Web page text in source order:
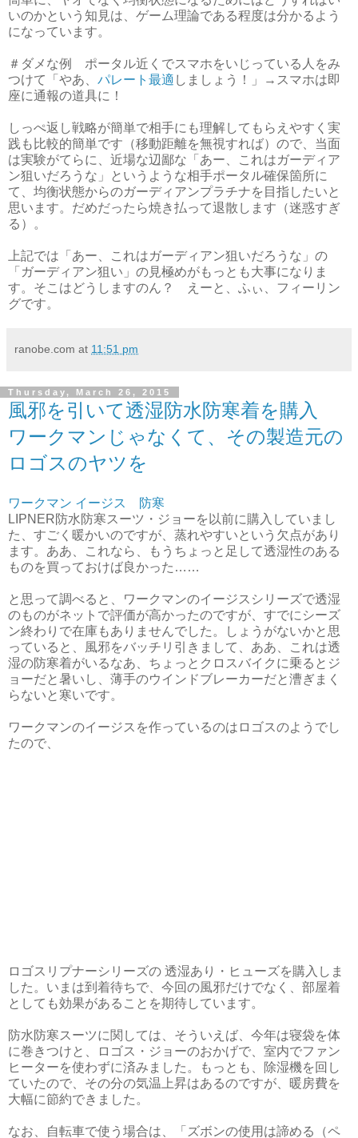
いのかという知見は、ゲーム理論である程度は分かるよう
になっています。
＃ダメな例 ポータル近くでスマホをいじっている人をみ
つけて「やあ、 パレート最適 しましょう！」→スマホは即
座に通報の道具に！
しっぺ返し戦略が簡単で相手にも理解してもらえやすく実
践も比較的簡単です（移動距離を無視すれば）ので、当面
は実験がてらに、近場な辺鄙な「あー、これはガーディア
ン狙いだろうな」というような相手ポータル確保箇所に
て、均衡状態からのガーディアンプラチナを目指したいと
思います。だめだったら焼き払って退散します（迷惑すぎ
る）。
上記では「あー、これはガーディアン狙いだろうな」の
「ガーディアン狙い」の見極めがもっとも大事になりま
す。そこはどうしますのん？ えーと、ふぃ、フィーリン
グです。
ranobe.com at 11:51 pm
Thursday, March 26, 2015
風邪を引いて透湿防水防寒着を購入
ワークマンじゃなくて、その製造元の
ロゴスのヤツを
ワークマン イージス 防寒
LIPNER防水防寒スーツ・ジョーを以前に購入していまし
た、すごく暖かいのですが、蒸れやすいという欠点があり
ます。ああ、これなら、もうちょっと足して透湿性のある
ものを買っておけば良かった……
と思って調べると、ワークマンのイージスシリーズで透湿
のものがネットで評価が高かったのですが、すでにシーズ
ン終わりで在庫もありませんでした。しょうがないかと思
っていると、風邪をバッチリ引きまして、ああ、これは透
湿の防寒着がいるなあ、ちょっとクロスバイクに乗るとジ
ョーだと暑いし、薄手のウインドブレーカーだと漕ぎまく
らないと寒いです。
ワークマンのイージスを作っているのはロゴスのようでし
たので、
ロゴスリプナーシリーズの 透湿あり・ヒューズを購入しま
した。いまは到着待ちで、今回の風邪だけでなく、部屋着
としても効果があることを期待しています。
防水防寒スーツに関しては、そういえば、今年は寝袋を体
に巻きつけと、ロゴス・ジョーのおかげで、室内でファン
ヒーターを使わずに済みました。もっとも、除湿機を回し
ていたので、その分の気温上昇はあるのですが、暖房費を
大幅に節約できました。
なお、自転車で使う場合は、「ズボンの使用は諦める（ペ